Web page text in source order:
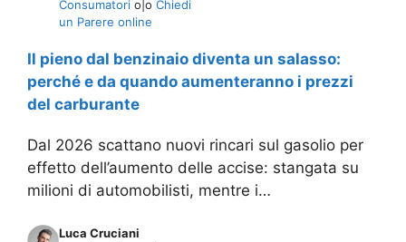
Consumatori o|o Chiedi
un Parere online
Il pieno dal benzinaio diventa un salasso:
perché e da quando aumenteranno i prezzi
del carburante
Dal 2026 scattano nuovi rincari sul gasolio per
effetto dell’aumento delle accise: stangata su
milioni di automobilisti, mentre i…
Luca Cruciani